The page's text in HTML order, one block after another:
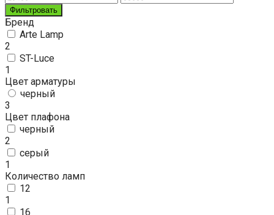
Фильтровать
Бренд
Arte Lamp
2
ST-Luce
1
Цвет арматуры
черный
3
Цвет плафона
черный
2
серый
1
Количество ламп
12
1
16